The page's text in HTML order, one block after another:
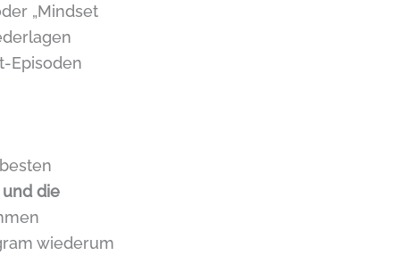
„Mindset
Episoden
die
wiederum